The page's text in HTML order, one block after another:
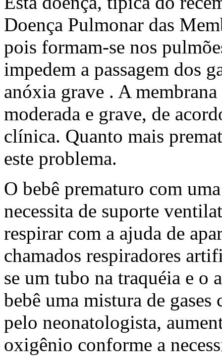
Doença Pulmonar das
pois formam-se nos
impedem a passagem dos
anóxia grave . A
moderada e grave, de
clínica. Quanto mais
este problema.
O bebê prematuro com
necessita de suporte
respirar com a ajuda de
chamados respiradores
se um tubo na traquéia e o
bebê uma mistura de
pelo neonatologista,
oxigênio conforme a